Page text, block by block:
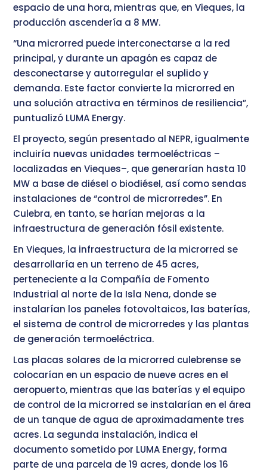
espacio de una hora, mientras que, en Vieques, la
producción ascendería a 8 MW.
“Una microrred puede interconectarse a la red
principal, y durante un apagón es capaz de
desconectarse y autorregular el suplido y
demanda. Este factor convierte la microrred en
una solución atractiva en términos de resiliencia”,
puntualizó LUMA Energy.
El proyecto, según presentado al NEPR, igualmente
incluiría nuevas unidades termoeléctricas –
localizadas en Vieques–, que generarían hasta 10
MW a base de diésel o biodiésel, así como sendas
instalaciones de “control de microrredes”. En
Culebra, en tanto, se harían mejoras a la
infraestructura de generación fósil existente.
En Vieques, la infraestructura de la microrred se
desarrollaría en un terreno de 45 acres,
perteneciente a la Compañía de Fomento
Industrial al norte de la Isla Nena, donde se
instalarían los paneles fotovoltaicos, las baterías,
el sistema de control de microrredes y las plantas
de generación termoeléctrica.
Las placas solares de la microrred culebrense se
colocarían en un espacio de nueve acres en el
aeropuerto, mientras que las baterías y el equipo
de control de la microrred se instalarían en el área
de un tanque de agua de aproximadamente tres
acres. La segunda instalación, indica el
documento sometido por LUMA Energy, forma
parte de una parcela de 19 acres, donde los 16